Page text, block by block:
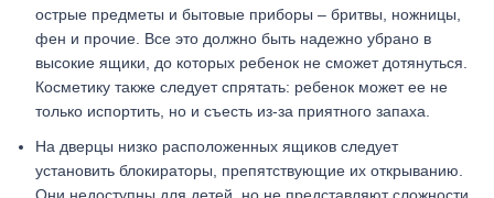
острые предметы и бытовые приборы – бритвы, ножницы,
фен и прочие. Все это должно быть надежно убрано в
высокие ящики, до которых ребенок не сможет дотянуться.
Косметику также следует спрятать: ребенок может ее не
только испортить, но и съесть из-за приятного запаха.
На дверцы низко расположенных ящиков следует
установить блокираторы, препятствующие их открыванию.